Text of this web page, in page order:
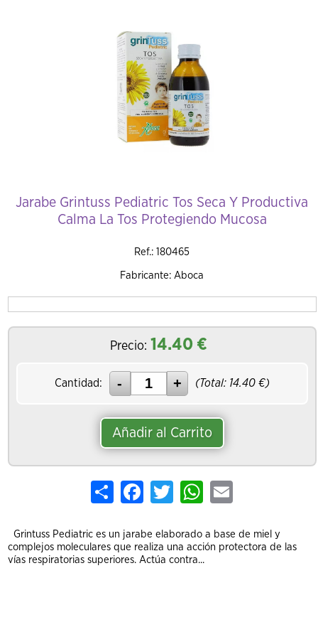
Jarabe Grintuss Pediatric Tos Seca Y Productiva
Calma La Tos Protegiendo Mucosa
Ref.: 180465
Fabricante: Aboca
Precio: 14.40€
Cantidad: (Total: 14.40€)
Añadir al Carrito
Share FacebookTwitter WhatsApp
Grintuss Pediatric es un jarabe elaborado a base de miel y
complejos moleculares que realiza una acción protectora de las
vías respiratorias superiores. Actúa contra...